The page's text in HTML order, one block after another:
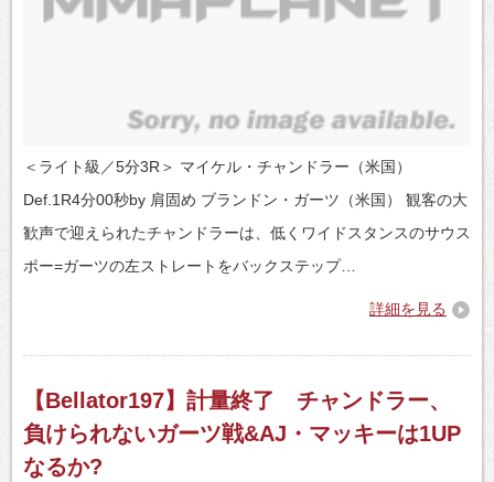
＜ライト級／5分3R＞ マイケル・チャンドラー（米国）
Def.1R4分00秒by 肩固め ブランドン・ガーツ（米国） 観客の大
歓声で迎えられたチャンドラーは、低くワイドスタンスのサウス
ポー=ガーツの左ストレートをバックステップ…
詳細を見る
【Bellator197】計量終了 チャンドラー、
負けられないガーツ戦&AJ・マッキーは1UP
なるか?